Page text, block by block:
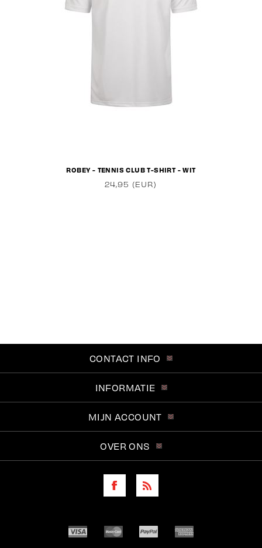
ROBEY - TENNIS CLUB T-SHIRT - WIT
24,95 (EUR)
CONTACT INFO
INFORMATIE
MIJN ACCOUNT
OVER ONS